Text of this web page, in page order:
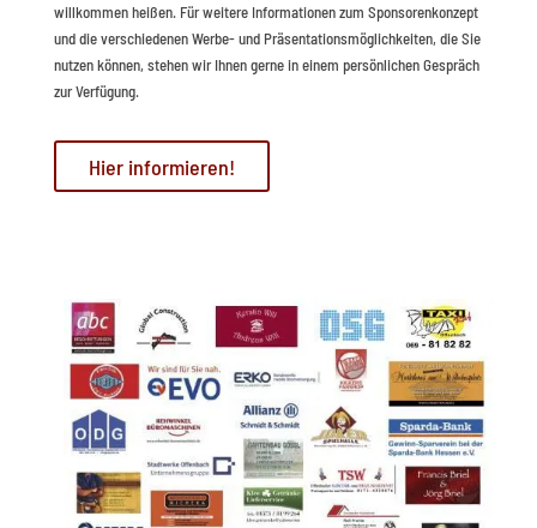
willkommen heißen. Für weitere Informationen zum Sponsorenkonzept
und die verschiedenen Werbe- und Präsentationsmöglichkeiten, die Sie
nutzen können, stehen wir Ihnen gerne in einem persönlichen Gespräch
zur Verfügung.
Hier informieren!